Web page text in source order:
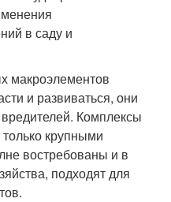
макроэлементов
и развиваться, они
Комплексы
крупными
востребованы и в
подходят для